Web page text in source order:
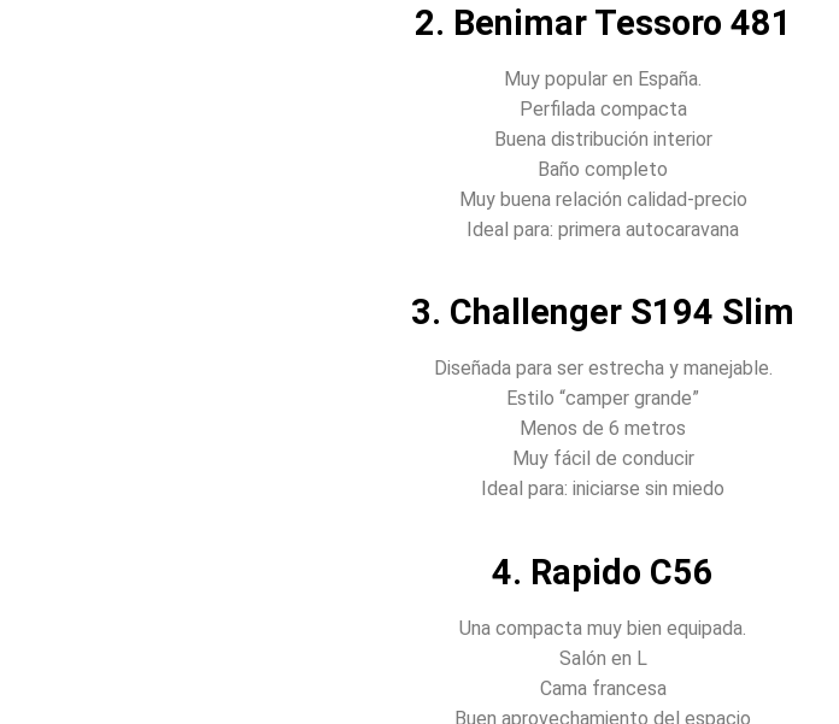
2. Benimar Tessoro 481
Muy popular en España.
Perfilada compacta
Buena distribución interior
Baño completo
Muy buena relación calidad-precio
Ideal para: primera autocaravana
3. Challenger S194 Slim
Diseñada para ser estrecha y manejable.
Estilo “camper grande”
Menos de 6 metros
Muy fácil de conducir
Ideal para: iniciarse sin miedo
4. Rapido C56
Una compacta muy bien equipada.
Salón en L
Cama francesa
Buen aprovechamiento del espacio